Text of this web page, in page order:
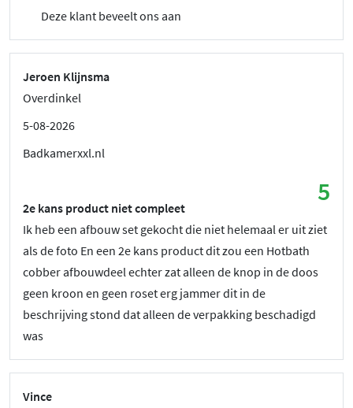
Deze klant beveelt ons aan
Jeroen Klijnsma
Overdinkel
5-08-2026
Badkamerxxl.nl
5
2e kans product niet compleet
Ik heb een afbouw set gekocht die niet helemaal er uit ziet
als de foto En een 2e kans product dit zou een Hotbath
cobber afbouwdeel echter zat alleen de knop in de doos
geen kroon en geen roset erg jammer dit in de
beschrijving stond dat alleen de verpakking beschadigd
was
Vince